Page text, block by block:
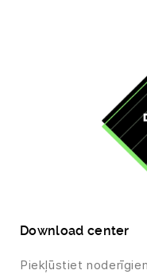
Download center
Piekļūstiet